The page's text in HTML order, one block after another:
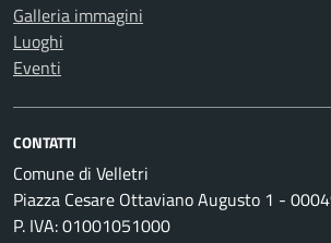
Galleria immagini
Luoghi
Eventi
CONTATTI
Comune di Velletri
Piazza Cesare Ottaviano Augusto 1 -
P. IVA: 01001051000